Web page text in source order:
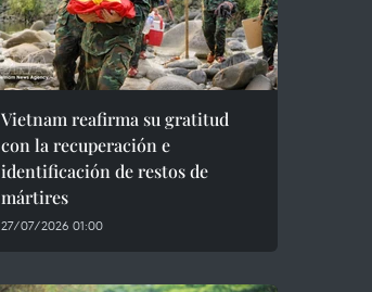
Vietnam reafirma su gratitud
con la recuperación e
identificación de restos de
mártires
27/07/2026 01:00